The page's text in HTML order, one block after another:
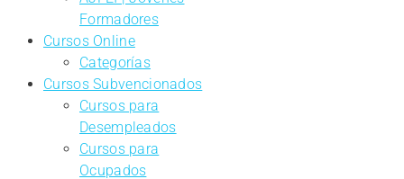
Formadores
Cursos Online
Categorías
Cursos Subvencionados
Cursos para
Desempleados
Cursos para
Ocupados